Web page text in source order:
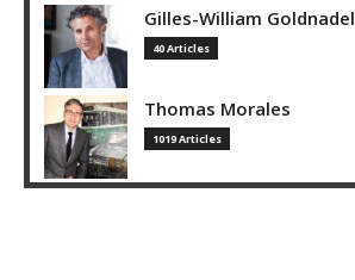
Gilles-William Goldnadel
40 Articles
Thomas Morales
1019 Articles